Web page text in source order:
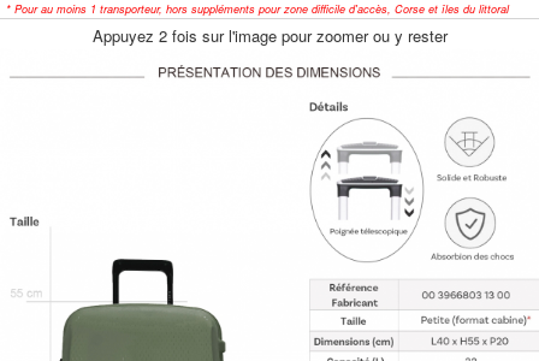
* Pour au moins 1 transporteur, hors suppléments pour zone difficile d'accès, Corse et îles du littoral
Appuyez 2 fois sur l'image pour zoomer ou y rester